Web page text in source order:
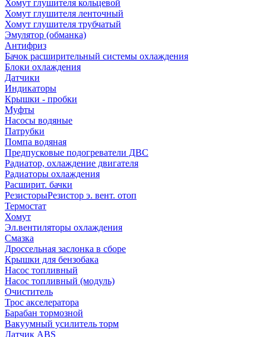
Хомут глушителя кольцевой
Хомут глушителя ленточный
Хомут глушителя трубчатый
Эмулятор (обманка)
Антифриз
Бачок расширительный системы охлаждения
Блоки охлаждения
Датчики
Индикаторы
Крышки - пробки
Муфты
Насосы водяные
Патрубки
Помпа водяная
Предпусковые подогреватели ДВС
Радиатор, охлаждение двигателя
Радиаторы охлаждения
Расширит. бачки
РезисторыРезистор э. вент. отоп
Термостат
Хомут
Эл.вентиляторы охлаждения
Смазка
Дроссельная заслонка в сборе
Крышки для бензобака
Насос топливный
Насос топливный (модуль)
Очиститель
Трос акселератора
Барабан тормозной
Вакуумный усилитель торм
Датчик ABS